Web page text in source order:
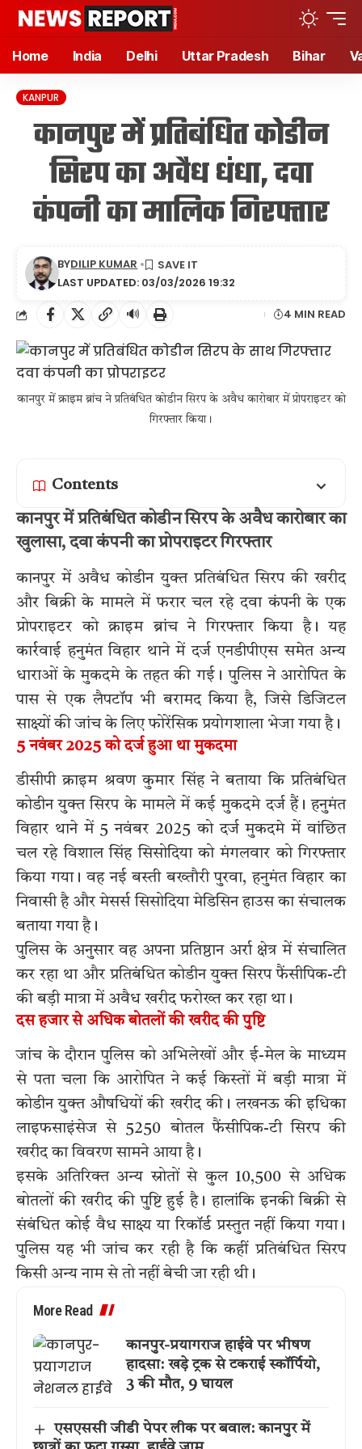
Home India Delhi Uttar Pradesh Bihar
KANPUR
कानपुर में प्रतिबंधित कोडीन
सिरप का अवैध धंधा, दवा
कंपनी का मालिक गिरफ्तार
LAST UPDATED: 03/03/2026 19:32
BYDILIP KUMAR
🔊 4 MIN READ
कानपुर में क्राइम ब्रांच ने प्रतिबंधित कोडीन सिरप के अवैध कारोबार में प्रोपराइटर को
गिरफ्तार किया।
Contents
कानपुर में प्रतिबंधित कोडीन सिरप के अवैध कारोबार का
खुलासा, दवा कंपनी का प्रोपराइटर गिरफ्तार
कानपुर में अवैध कोडीन युक्त प्रतिबंधित सिरप की खरीद
और बिक्री के मामले में फरार चल रहे दवा कंपनी के एक
प्रोपराइटर को क्राइम ब्रांच ने गिरफ्तार किया है। यह
कार्रवाई हनुमंत विहार थाने में दर्ज एनडीपीएस समेत अन्य
धाराओं के मुकदमे के तहत की गई। पुलिस ने आरोपित के
पास से एक लैपटॉप भी बरामद किया है, जिसे डिजिटल
साक्ष्यों की जांच के लिए फोरेंसिक प्रयोगशाला भेजा गया है।
5 नवंबर 2025 को दर्ज हुआ था मुकदमा
डीसीपी क्राइम श्रवण कुमार सिंह ने बताया कि प्रतिबंधित
कोडीन युक्त सिरप के मामले में कई मुकदमे दर्ज हैं। हनुमंत
विहार थाने में 5 नवंबर 2025 को दर्ज मुकदमे में वांछित
चल रहे विशाल सिंह सिसोदिया को मंगलवार को गिरफ्तार
किया गया। वह नई बस्ती बख्तौरी पुरवा, हनुमंत विहार का
निवासी है और मेसर्स सिसोदिया मेडिसिन हाउस का संचालक
बताया गया है।
पुलिस के अनुसार वह अपना प्रतिष्ठान अर्रा क्षेत्र में संचालित
कर रहा था और प्रतिबंधित कोडीन युक्त सिरप फैंसीपिक-टी
की बड़ी मात्रा में अवैध खरीद फरोख्त कर रहा था।
दस हजार से अधिक बोतलों की खरीद की पुष्टि
जांच के दौरान पुलिस को अभिलेखों और ई-मेल के माध्यम
से पता चला कि आरोपित ने कई किस्तों में बड़ी मात्रा में
कोडीन युक्त औषधियों की खरीद की। लखनऊ की इधिका
लाइफसाइंसेज से 5250 बोतल फैंसीपिक-टी सिरप की
खरीद का विवरण सामने आया है।
इसके अतिरिक्त अन्य स्रोतों से कुल 10,500 से अधिक
बोतलों की खरीद की पुष्टि हुई है। हालांकि इनकी बिक्री से
संबंधित कोई वैध साक्ष्य या रिकॉर्ड प्रस्तुत नहीं किया गया।
पुलिस यह भी जांच कर रही है कि कहीं प्रतिबंधित सिरप
किसी अन्य नाम से तो नहीं बेची जा रही थी।
More Read
कानपुर-प्रयागराज हाईवे पर भीषण
हादसा: खड़े ट्रक से टकराई स्कॉर्पियो,
3 की मौत, 9 घायल
एसएससी जीडी पेपर लीक पर बवाल: कानपुर में